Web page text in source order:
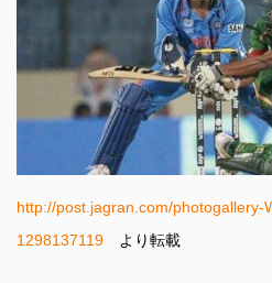
http://post.jagran.com/photogallery-
1298137119 より転載